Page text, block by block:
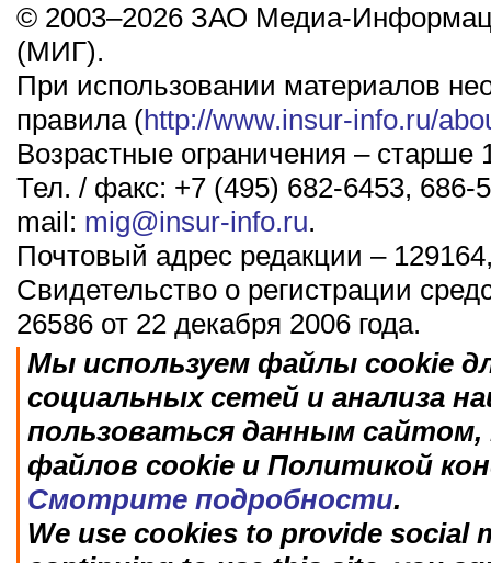
© 2003–2026 ЗАО Медиа-
(МИГ).
При использовании материалов
правила (http://www.insur-info.ru/
Возрастные ограничения – старше
Тел. / факс: +7 (495) 682-6453, 686-
mail: mig@insur-info.ru.
Почтовый адрес редакции –
Свидетельство о регистрации
26586 от 22 декабря 2006 года.
Мы используем файлы cookie
социальных сетей и анализа
пользоваться данным
файлов cookie и Политикой
Смотрите подробности.
We use cookies to provide social